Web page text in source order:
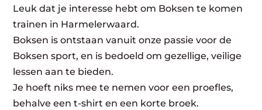
Leuk dat je interesse hebt om Boksen te komen
trainen in Harmelerwaard.
Boksen is ontstaan vanuit onze passie voor de
Boksen sport, en is bedoeld om gezellige, veilige
lessen aan te bieden.
Je hoeft niks mee te nemen voor een proefles,
behalve een t-shirt en een korte broek.